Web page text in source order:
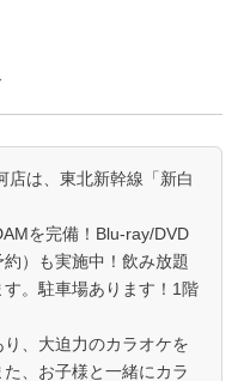
店は、東北新幹線「新白
を完備！Blu-ray/DVD
）も実施中！飲み放題
。駐車場あります！1階
、大迫力のカラオケを
、お子様と一緒にカラ